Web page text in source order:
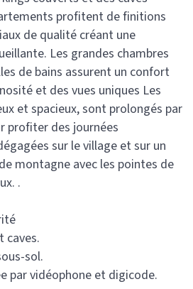
profitent de finitions
de qualité créant une
Les grandes chambres
de bains assurent un confort
et des vues uniques Les
et spacieux, sont prolongés par
profiter des journées
sur le village et sur un
montagne avec les pointes de
.
caves.
sol.
par vidéophone et digicode.